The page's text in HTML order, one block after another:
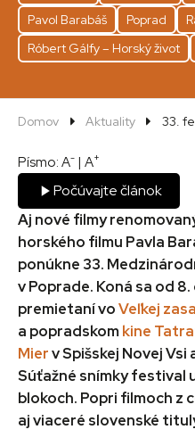
Pavol Barabáš
Poprad
Róbert Gálfy – Horský život
Domov Aktuality 33.
Písmo: A- | A+
Počúvajte článok
Aj nové filmy
horského filmu Pavla
ponúkne 33.
v Poprade. Koná sa od
premietaní voVeľkej
a popradskomkine
Mierv Spišskej Novej Vsi
Súťažné snímky festival
blokoch. Popri filmoch z
aj viaceré slovenské